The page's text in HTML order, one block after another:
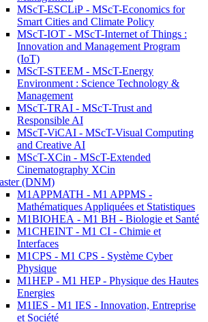
MScT-ESCLiP - MScT-Economics for
Smart Cities and Climate Policy
MScT-IOT - MScT-Internet of Things :
Innovation and Management Program
(IoT)
MScT-STEEM - MScT-Energy
Environment : Science Technology &
Management
MScT-TRAI - MScT-Trust and
Responsible AI
MScT-ViCAI - MScT-Visual Computing
and Creative AI
MScT-XCin - MScT-Extended
Cinematography XCin
(DNM)
M1APPMATH - M1 APPMS -
Mathématiques Appliquées et Statistiques
M1BIOHEA - M1 BH - Biologie et Santé
M1CHEINT - M1 CI - Chimie et
Interfaces
M1CPS - M1 CPS - Système Cyber
Physique
M1HEP - M1 HEP - Physique des Hautes
Energies
M1IES - M1 IES - Innovation, Entreprise
et Société